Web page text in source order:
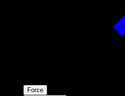
Force